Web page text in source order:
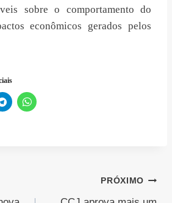
sobre o comportamento do
econômicos gerados pelos
PRÓXIMO